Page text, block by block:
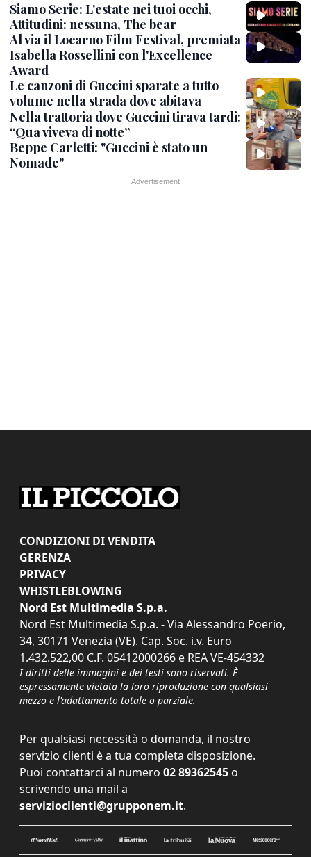
Siamo Serie: L'estate nei tuoi occhi,
Attitudini: nessuna, The bear
Al via il Locarno Film Festival, premiata
Isabella Rossellini con l'Excellence
Award
Le canzoni di Guccini sparate a tutto
volume nella strada dove abitava
Nella trattoria dove Guccini tirava tardi:
“Qua viveva di notte”
Beppe Carletti: "Guccini è stato un
Nomade"
CONDIZIONI DI VENDITA
GERENZA
PRIVACY
WHISTLEBLOWING
Nord Est Multimedia S.p.a.
Nord Est Multimedia S.p.a. - Via Alessandro Poerio,
34, 30171 Venezia (VE). Cap. Soc. i.v. Euro
1.432.522,00 C.F. 05412000266 e REA VE-454332
I diritti delle immagini e dei testi sono riservati. È
espressamente vietata la loro riproduzione con qualsiasi
mezzo e l'adattamento totale o parziale.
Per qualsiasi necessità o domanda, il nostro
servizio clienti è a tua completa disposizione.
Puoi contattarci al numero 02 89362545 o
scrivendo una mail a
servizioclienti@grupponem.it.